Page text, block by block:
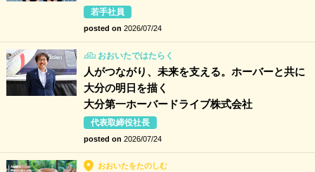
若手社員
posted on 2026/07/24
おおいたではたらく
人がつながり、未来を支える。ホーバーと共に
大分の明日を描く
大分第一ホーバードライブ株式会社
代表取締役社長
posted on 2026/07/24
おおいたをたのしむ